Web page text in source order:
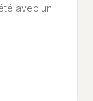
avec un